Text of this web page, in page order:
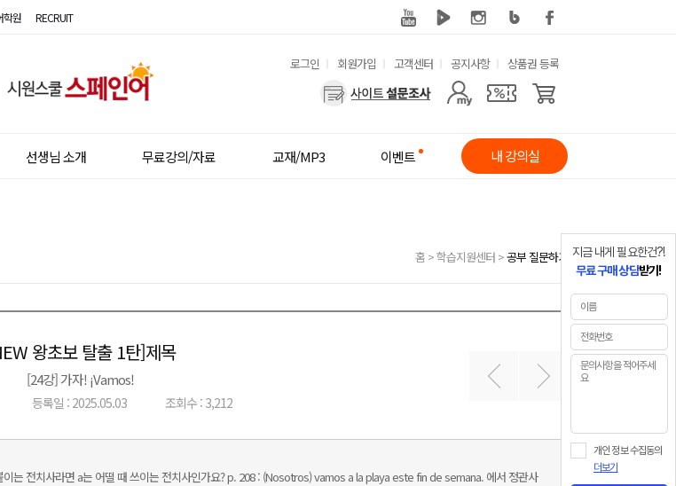
학원 RECRUIT
유
메
뉴
로그인 회원가입 고객센터 공지사항 상품권 등록
사
메
선생님 소개 무료강의/자료 교재/MP3 이벤트 내 강의실
홈 >학습지원센터 >공부 질문하기
왕초보 탈출 1탄]제목
[24강] 가자! ¡Vamos!
등록일 : 2025.05.03 조회수 : 3,212
다음글
는 전치사라면 a는 어떨 때 쓰이는 전치사인가요? p. 208 : (Nosotros) vamos a la playa este fin de semana. 에서 정관사
지금 내게 필요한건?!
무료 구매 상담받기!
개인 정보 수집동의
더보기